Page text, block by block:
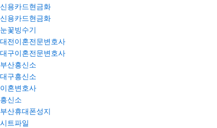
신용카드현금화
신용카드현금화
눈꽃빙수기
대전이혼전문변호사
대구이혼전문변호사
부산흥신소
대구흥신소
이혼변호사
흥신소
부산휴대폰성지
시트파일